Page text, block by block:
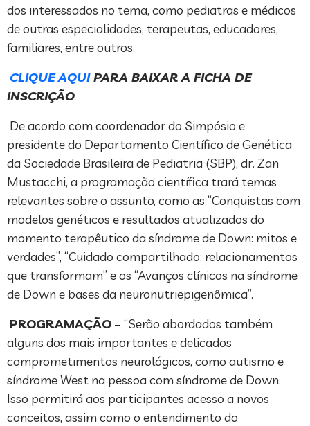
dos interessados no tema, como pediatras e médicos
de outras especialidades, terapeutas, educadores,
familiares, entre outros.
CLIQUE AQUI PARA BAIXAR A FICHA DE
INSCRIÇÃO
De acordo com coordenador do Simpósio e
presidente do Departamento Científico de Genética
da Sociedade Brasileira de Pediatria (SBP), dr. Zan
Mustacchi, a programação científica trará temas
relevantes sobre o assunto, como as “Conquistas com
modelos genéticos e resultados atualizados do
momento terapêutico da síndrome de Down: mitos e
verdades”, “Cuidado compartilhado: relacionamentos
que transformam” e os “Avanços clínicos na síndrome
de Down e bases da neuronutriepigenômica”.
PROGRAMAÇÃO – “Serão abordados também
alguns dos mais importantes e delicados
comprometimentos neurológicos, como autismo e
síndrome West na pessoa com síndrome de Down.
Isso permitirá aos participantes acesso a novos
conceitos, assim como o entendimento do